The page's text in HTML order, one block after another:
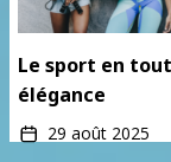
1
Le
Le sport en
élégance
29 août 2025